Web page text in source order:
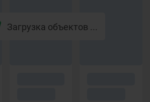
Загрузка объектов ...